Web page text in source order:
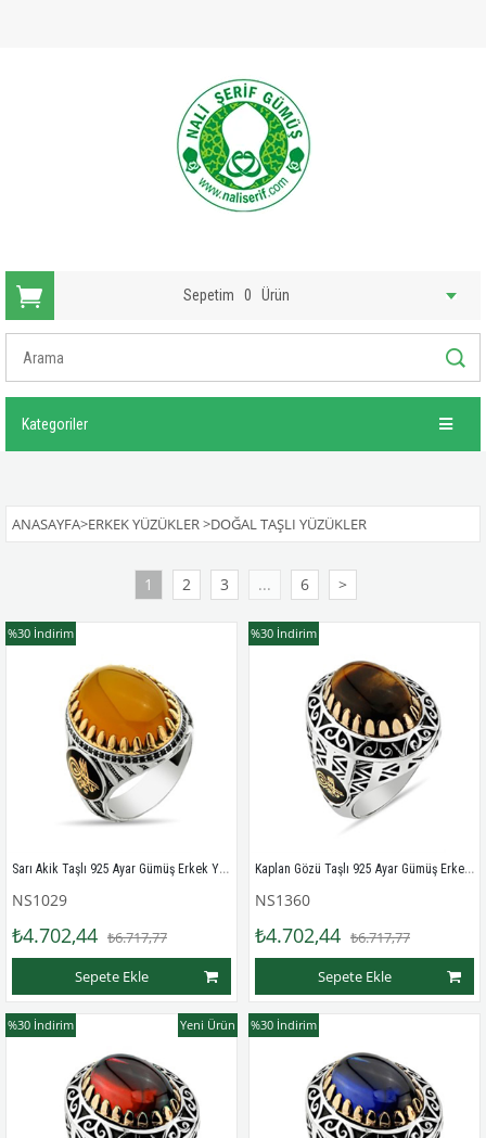
Sepetim 0 Ürün
Kategoriler
ANASAYFA>ERKEK YÜZÜKLER>DOĞAL TAŞLI YÜZÜKLER
1 2 3 ... 6 >
Sarı Akik Taşlı 925 Ayar Gümüş Erkek Yüzüğü
NS1029
₺4.702,44 ₺6.717,77
Sepete Ekle
%30 İndirim
Kaplan Gözü Taşlı 925 Ayar Gümüş Erkek Yüzük
NS1360
₺4.702,44 ₺6.717,77
Sepete Ekle
%30 İndirim
%30 İndirim Yeni Ürün %30 İndirim